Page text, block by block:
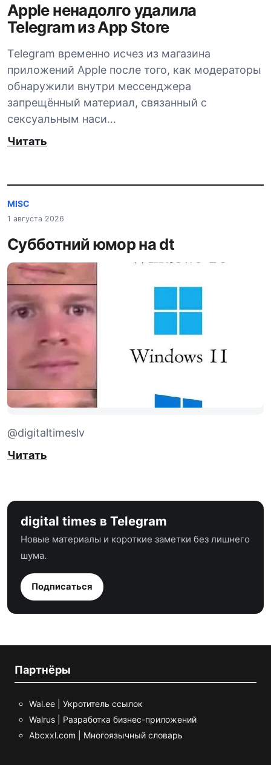
Apple ненадолго удалила
Telegram из App Store
Telegram временно исчез из магазина
приложений Apple после того, как модераторы
обнаружили внутри мессенджера
запрещённый материал, связанный с
сексуальным наси…
Читать
MISC
1 августа 2026
Субботний юмор на dt
@digitaltimeslv
Читать
digital times в Telegram
Новые материалы и короткие заметки без лишнего
шума.
Подписаться
Партнёры
Wal.ee | Укротитель ссылок
Walrus | Разработка бизнес-приложений
Abcxxl.com | Многоязычный словарь